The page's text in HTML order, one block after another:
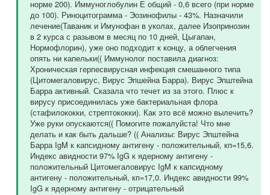
норме 200). Иммуноглобулин Е общий - 0,6 всего (при норме
до 100). Риноцитограмма - Эозинофилы - 43%. Назначили
лечение(Таваник и Имунофан в уколах, далее Изопринозин
в 2 курса с разывом в месяц по 10 дней, Цыгапан,
Нормофлорин), уже оно подходит к концу, а облегчения
опять ни капельки(( Иммунолог поставила диагноз:
Хроническая герпесвирусная инфекция смешанного типа
(Цитомегаловирус, Вирус Эпшейна Барра). Вирус Эпштейна
Барра активный. Сказала что течет из за этого. Плюс к
вирусу присоединилась уже бактериальная флора
(стафилококки, стрептококки). Как это всё можно вылечить?
Уже руки опускаются(( Помогите пожалуйста! Что мне
делать и как быть дальше? (( Анализы: Вирус Эпштейна
Барра IgM к капсидному антигену - положительный, кп=15,6.
Индекс авидности 97% IgG к ядерному антигену -
положительный Цитомегаловирус IgM к капсидному
антигену - положительный, кп=17,0. Индекс авидности 99%
IgG к ядерному антигену - отрицательный